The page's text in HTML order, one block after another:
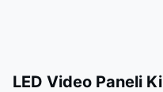
LED Video Paneli